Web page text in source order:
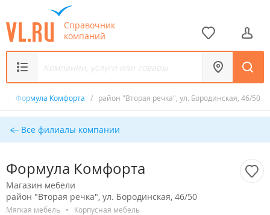
Справочник
компаний
Формула Комфорта / район "Вторая речка", ул. Бородинская, 46/50
Все филиалы компании
Формула Комфорта
Магазин мебели
район "Вторая речка", ул. Бородинская, 46/50
Мягкая мебель • Корпусная мебель